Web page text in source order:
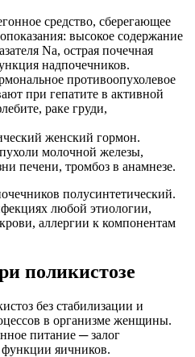
средство, сберегающее
высокое содержание
Na, острая почечная
надпочечников.
противоопухолевое
при гепатите в активной
раке груди,
женский гормон.
молочной железы,
печени, тромбоз в анамнезе.
полусинтетический.
любой этиологии,
аллергии к компонентам
поликистозе
без стабилизации и
в организме женщины.
питание ─ залог
функции яичников.